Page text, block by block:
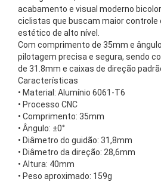
acabamento e visual moderno
ciclistas que buscam maior controle
estético de alto nível.
Com comprimento de 35mm e
pilotagem precisa e segura, sendo
de 31.8mm e caixas de direção
Características
• Material: Alumínio 6061-T6
• Processo CNC
• Comprimento: 35mm
• Ângulo: ±0°
• Diâmetro do guidão: 31,8mm
• Diâmetro da direção: 28,6mm
• Altura: 40mm
• Peso aproximado: 159g